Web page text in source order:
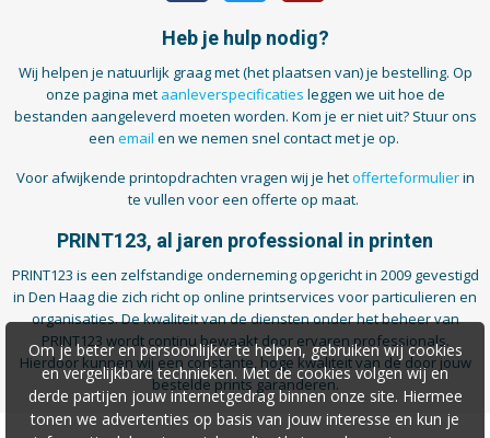
Heb je hulp nodig?
Wij helpen je natuurlijk graag met (het plaatsen van) je bestelling. Op
onze pagina met aanleverspecificaties leggen we uit hoe de
bestanden aangeleverd moeten worden. Kom je er niet uit? Stuur ons
een email en we nemen snel contact met je op.
Voor afwijkende printopdrachten vragen wij je hetofferteformulierin
te vullen voor een offerte op maat.
PRINT123, al jaren professional in printen
PRINT123 is een zelfstandige onderneming opgericht in 2009 gevestigd
in Den Haag die zich richt op online printservices voor particulieren en
organisaties. De kwaliteit van de diensten onder het beheer van
PRINT123 wordt continu bewaakt door ervaren professionals.
Hierdoor kunnen wij een constante, hoge kwaliteit van de door jouw
bestelde prints garanderen.
Om je beter en persoonlijker te helpen, gebruiken wij cookies
en vergelijkbare technieken. Met de cookies volgen wij en
derde partijen jouw internetgedrag binnen onze site. Hiermee
tonen we advertenties op basis van jouw interesse en kun je